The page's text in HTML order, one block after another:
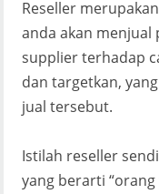
Reseller
anda akan
supplier terhadap
dan targetkan,
jual tersebut.
Istilah reseller
yang berarti